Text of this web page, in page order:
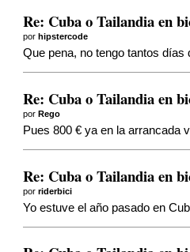
Re: Cuba o Tailandia en
porhipstercode
Que pena, no tengo tantos
Re: Cuba o Tailandia en
porRego
Pues 800 € ya en la arrancada
Re: Cuba o Tailandia en
porriderbici
Yo estuve el año pasado en